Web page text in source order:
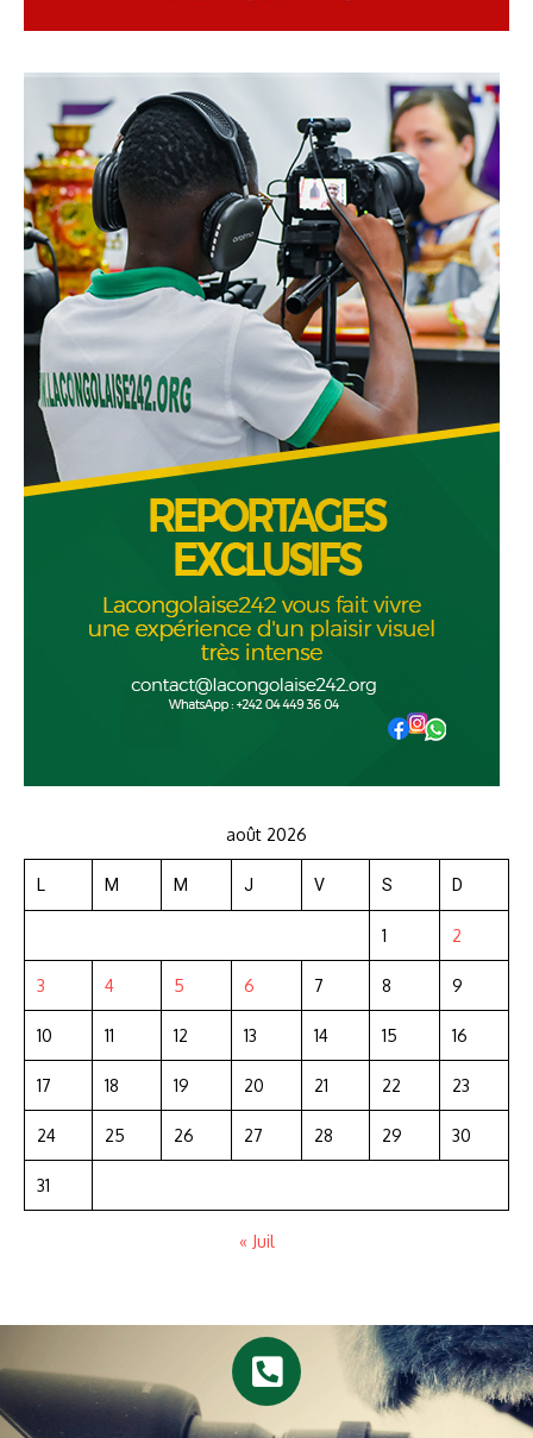
août 2026
L M M J V S D
1 2
3 4 5 6 7 8 9
10 11 12 13 14 15 16
17 18 19 20 21 22 23
24 25 26 27 28 29 30
31
« Juil